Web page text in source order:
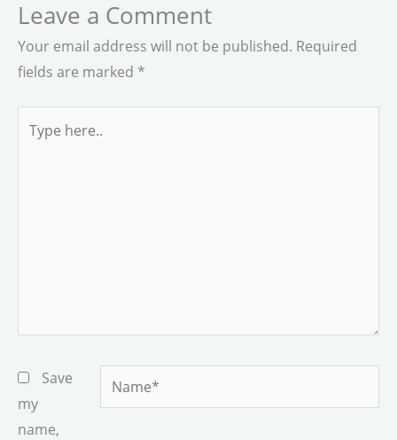
Leave a Comment
Your email address will not be published. Required
fields are marked *
here..
Name*
Save
my
name,